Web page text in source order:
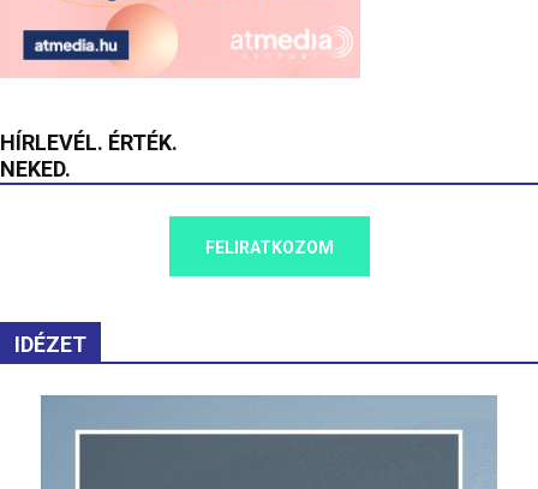
HÍRLEVÉL. ÉRTÉK.
NEKED.
FELIRATKOZOM
IDÉZET